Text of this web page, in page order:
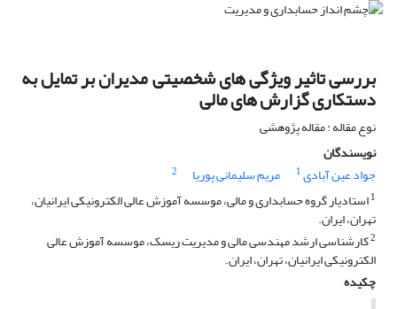
بررسی تاثیر ویژگی های شخصیتی مدیران بر تمایل به
دستکاری گزارش های مالی
نوع مقاله : مقاله پژوهشی
نویسندگان
جواد عین آبادی1 مریم سلیمانی پوریا
2
1استادیار گروه حسابداری و مالی، موسسه آموزش عالی الکترونیکی ایرانیان،
تهران، ایران.
2کارشناسی ارشد مهندسی مالی و مدیریت ریسک، موسسه آموزش عالی
الکترونیکی ایرانیان، تهران، ایران.
چکیده